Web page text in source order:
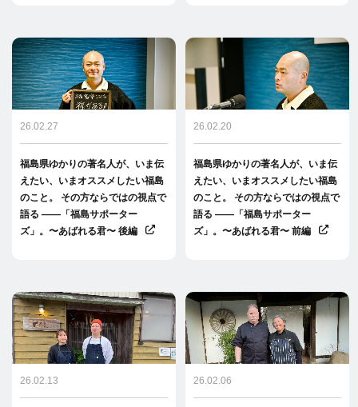
26.02.27
福島県ゆかりの著名人が、いま伝
えたい、いまオススメしたい福島
のこと。 その方ならではの視点で
語る ――「福島サポーター
ズ」。〜あばれる君〜 後編
26.02.20
福島県ゆかりの著名人が、いま伝
えたい、いまオススメしたい福島
のこと。 その方ならではの視点で
語る ――「福島サポーター
ズ」。〜あばれる君〜 前編
26.02.13 26.02.06